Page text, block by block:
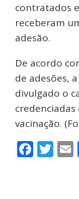
contratados
receberam
adesão.
De acordo
de adesões,
divulgado o
credenciadas
vacinação.